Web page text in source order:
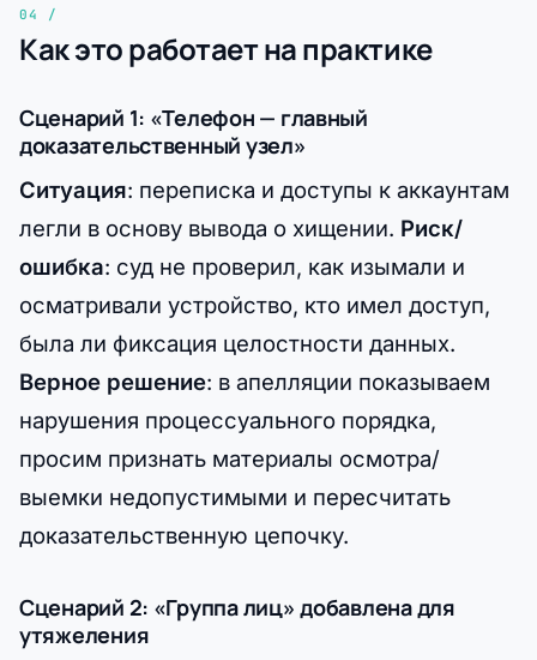
Как это работает на практике
Сценарий 1: «Телефон — главный
доказательственный узел»
Ситуация: переписка и доступы к аккаунтам
легли в основу вывода о хищении. Риск/
ошибка: суд не проверил, как изымали и
осматривали устройство, кто имел доступ,
была ли фиксация целостности данных.
Верное решение: в апелляции показываем
нарушения процессуального порядка,
просим признать материалы осмотра/
выемки недопустимыми и пересчитать
доказательственную цепочку.
Сценарий 2: «Группа лиц» добавлена для
утяжеления